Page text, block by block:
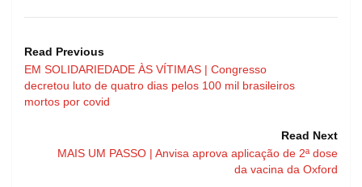
Read Previous
EM SOLIDARIEDADE ÀS VÍTIMAS | Congresso
decretou luto de quatro dias pelos 100 mil brasileiros
mortos por covid
Read Next
MAIS UM PASSO | Anvisa aprova aplicação de 2ª dose
da vacina da Oxford